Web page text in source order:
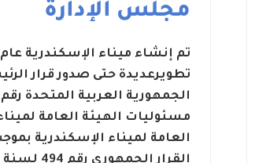
مجلس الإدارة
تطويرعديدة حتى صدور قرار
مسئوليات الهيئة العامة